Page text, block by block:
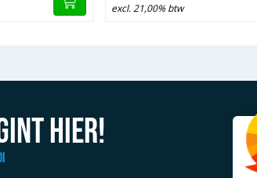
excl. 21,00% btw
hier!